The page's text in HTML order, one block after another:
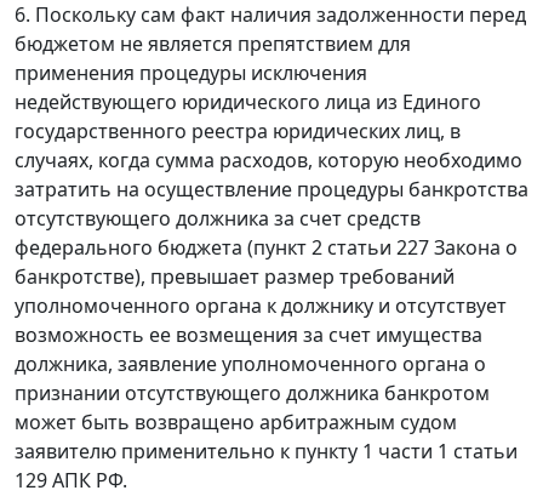
6. Поскольку сам факт наличия задолженности перед
бюджетом не является препятствием для
применения процедуры исключения
недействующего юридического лица из Единого
государственного реестра юридических лиц, в
случаях, когда сумма расходов, которую необходимо
затратить на осуществление процедуры банкротства
отсутствующего должника за счет средств
федерального бюджета (пункт 2 статьи 227Закона о
банкротстве), превышает размер требований
уполномоченного органа к должнику и отсутствует
возможность ее возмещения за счет имущества
должника, заявление уполномоченного органа о
признании отсутствующего должника банкротом
может быть возвращено арбитражным судом
заявителю применительно к пункту 1 части 1 статьи
129АПК РФ.